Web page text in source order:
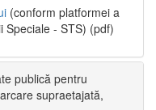
(conform platformei a
Speciale - STS) (pdf)
publică pentru
supraetajată,